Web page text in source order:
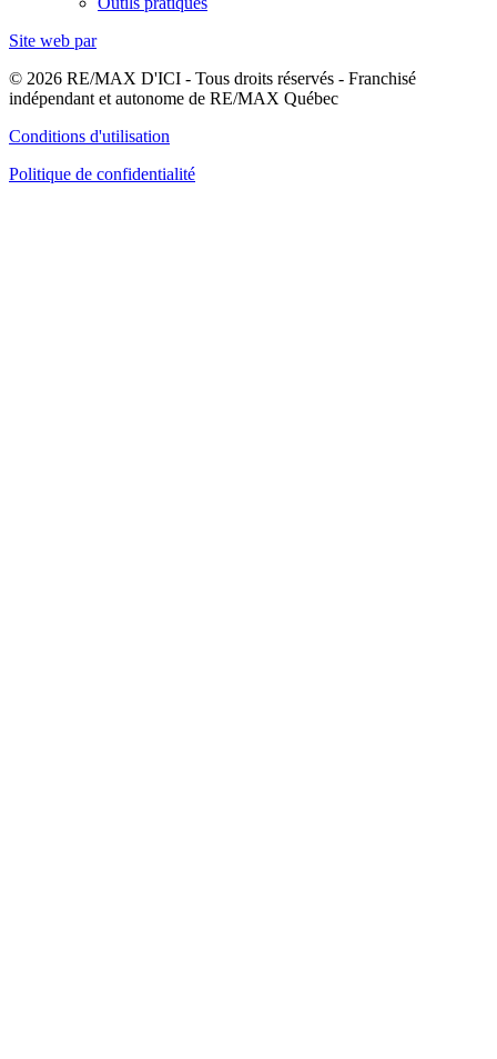
Site web par
© 2026 RE/MAX D'ICI - Tous droits réservés - Franchisé
indépendant et autonome de RE/MAX Québec
Conditions d'utilisation
Politique de confidentialité